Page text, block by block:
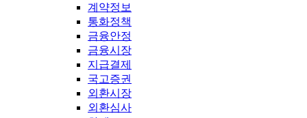
계약정보
통화정책
금융안정
금융시장
지급결제
국고증권
외환시장
외환심사